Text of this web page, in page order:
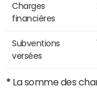
Charges
financières
Subventions
versées
* La somme des